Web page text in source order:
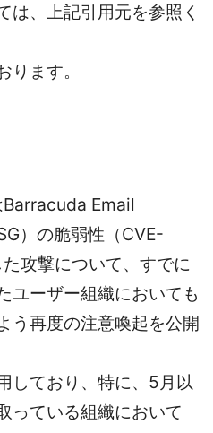
は、上記引用元を参照く
ます。
Email
）の脆弱性（CVE-
攻撃について、すでに
ユーザー組織においても
う再度の注意喚起を公開
しており、特に、5月以
っている組織において